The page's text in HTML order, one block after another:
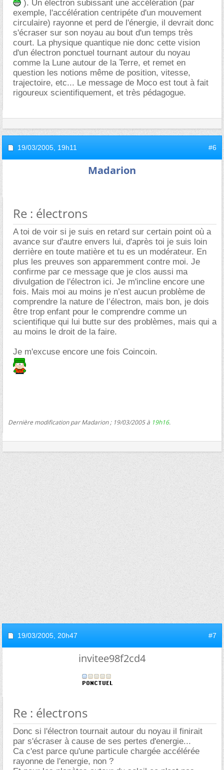
). Un électron subissant une accélération (par
exemple, l'accélération centripéte d'un mouvement
circulaire) rayonne et perd de l'énergie, il devrait donc
s'écraser sur son noyau au bout d'un temps très
court. La physique quantique nie donc cette vision
d'un électron ponctuel tournant autour du noyau
comme la Lune autour de la Terre, et remet en
question les notions même de position, vitesse,
trajectoire, etc... Le message de Moco est tout à fait
rigoureux scientifiquement, et très pédagogue.
19/03/2005, 19h11 #6
Madarion
Re : électrons
A toi de voir si je suis en retard sur certain point où a
avance sur d'autre envers lui, d'après toi je suis loin
derrière en toute matière et tu es un modérateur. En
plus les preuves son apparemment contre moi. Je
confirme par ce message que je clos aussi ma
divulgation de l'électron ici. Je m'incline encore une
fois. Mais moi au moins je n’est aucun problème de
comprendre la nature de l’électron, mais bon, je dois
être trop enfant pour le comprendre comme un
scientifique qui lui butte sur des problèmes, mais qui a
au moins le droit de la faire.
Je m'excuse encore une fois Coincoin.
Dernière modification par Madarion ; 19/03/2005 à 19h16.
19/03/2005, 20h47 #7
invitee98f2cd4
Re : électrons
Donc si l'électron tournait autour du noyau il finirait
par s'écraser à cause de ses pertes d'energie...
Ca c'est parce qu'une particule chargée accélérée
rayonne de l'energie, non ?